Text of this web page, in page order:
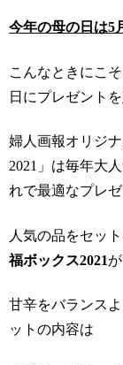
今年の母の日は5
こんなときにこ
日にプレゼント
婦人画報オリジ
2021」は毎年大
れで最適なプレゼ
人気の品をセッ
福ボックス2021
甘辛をバランス
ットの内容は